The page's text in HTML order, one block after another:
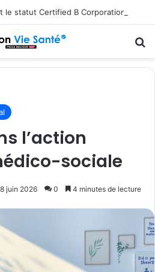
statut Certified B Corporation™
l’action
sociale
8 juin 2026 0 4 minutes de lecture